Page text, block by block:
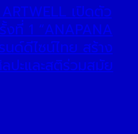
เปิดตัว
ที่ 1 “ANAPANA
นด์ดีไซน์ไทย สร้าง
ปะและสติร่วมสมัย